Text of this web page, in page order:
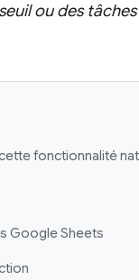
ou des
fonctionnalité
Google Sheets